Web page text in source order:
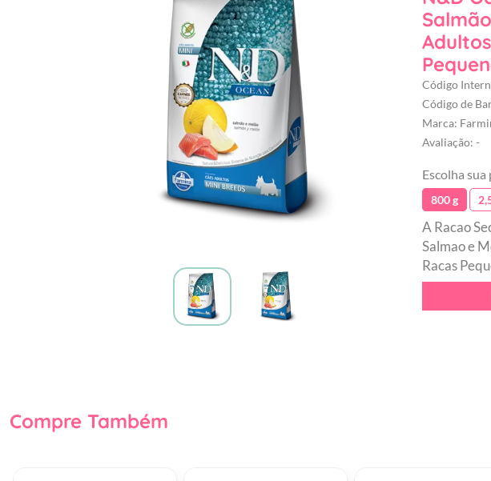
Código
Código de
Marca:
Avaliação: -
Escolha
800 g
A Racao
Salmao e
Racas
segue uma
completa.
Compre Também